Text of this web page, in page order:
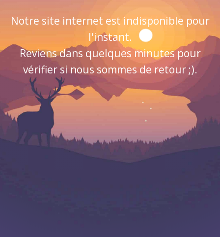
Notre site internet est indisponible pour
l'instant.
Reviens dans quelques minutes pour
vérifier si nous sommes de retour ;).